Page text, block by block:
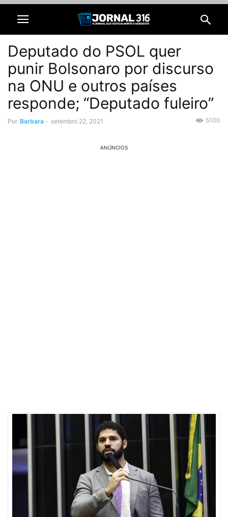
Deputado do PSOL quer
punir Bolsonaro por discurso
na ONU e outros países
responde; “Deputado fuleiro”
Por Barbara - setembro 22, 2021 5100
ANÚNCIOS